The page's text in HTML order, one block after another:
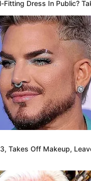
Fitting Dress In Public?
Takes Off Makeup,